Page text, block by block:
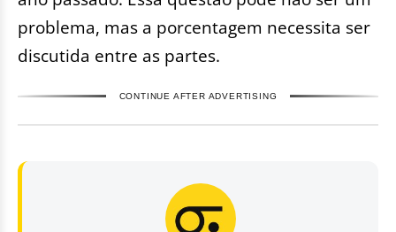
problema, mas a porcentagem necessita ser
discutida entre as partes.
CONTINUE AFTER ADVERTISING